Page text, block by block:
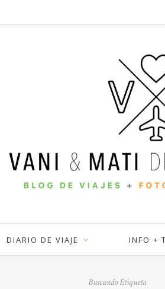
DIARIO DE VIAJE INFO +
Buscando Etiqueta